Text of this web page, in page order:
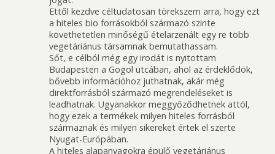
Ettől kezdve céltudatosan törekszem arra, hogy ezt
a hiteles bio forrásokból származó szinte
követhetetlen minőségű ételarzenált egy re több
vegetáriánus társamnak bemutathassam.
Sőt, e célból még egy irodát is nyitottam
Budapesten a Gogol utcában, ahol az érdeklődök,
bővebb információhoz juthatnak, akár még
direktforrásból származó megrendeléseket is
leadhatnak. Ugyanakkor meggyőződhetnek attól,
hogy ezek a termékek milyen hiteles forrásból
származnak és milyen sikereket értek el szerte
Nyugat-Európában.
A hiteles alapanyagokra épülő vegetáriánus